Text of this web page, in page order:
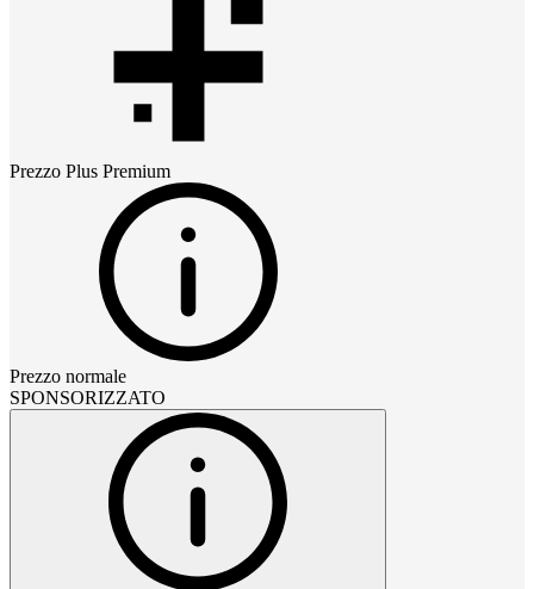
Prezzo Plus Premium
Prezzo normale
SPONSORIZZATO